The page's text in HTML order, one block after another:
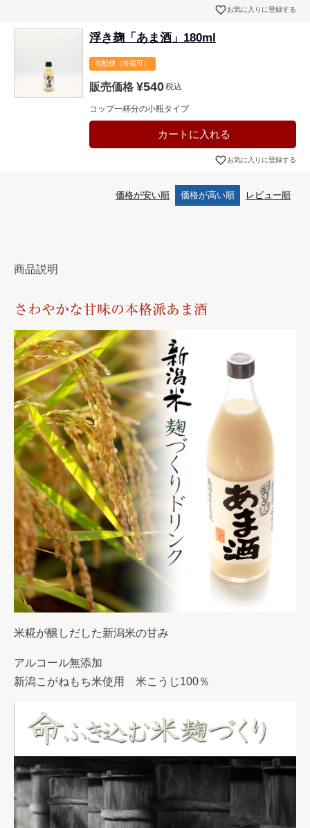
お気に入りに登録する
浮き麹「あま酒」180ml
宅配便（冷蔵可）
販売価格 ¥540税込
コップ一杯分の小瓶タイプ
カートに入れる
お気に入りに登録する
価格が安い順 価格が高い順 レビュー順
さわやかな甘味の本格派あま酒
米糀が醸しだした新潟米の甘み
アルコール無添加
新潟こがねもち米使用 米こうじ100％